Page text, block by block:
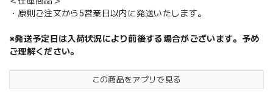
・原則ご注文から5営業日以内に発送いたします。
※発送予定日は入荷状況により前後する場合がございます。予め
ご理解ください。
この商品をアプリで見る